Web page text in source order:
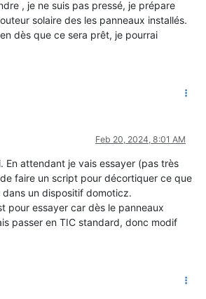
, je ne suis pas pressé, je prépare
solaire des les panneaux installés.
dès que ce sera prêt, je pourrai
Feb 20, 2024, 8:01 AM
En attendant je vais essayer (pas très
faire un script pour décortiquer ce que
dans un dispositif domoticz.
pour essayer car dès le panneaux
passer en TIC standard, donc modif